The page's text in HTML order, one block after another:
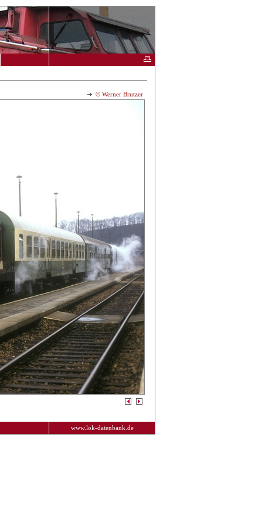
© Werner Brutzer
www.lok-datenbank.de